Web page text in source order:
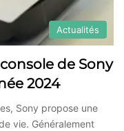
Actualités
de Sony
2024
Sony propose une
vie. Généralement